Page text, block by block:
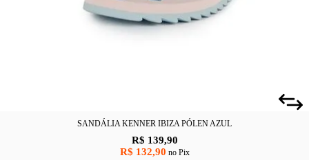
SANDÁLIA KENNER IBIZA PÓLEN AZUL
R$ 139,90
R$ 132,90 no Pix